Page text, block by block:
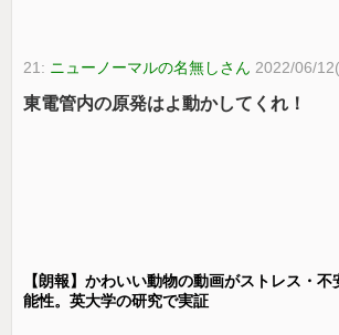
21: ニューノーマルの名無しさん 2022/06/
東電管内の原発はよ動かしてくれ！
【朗報】かわいい動物の動画がストレス・
能性。英大学の研究で実証